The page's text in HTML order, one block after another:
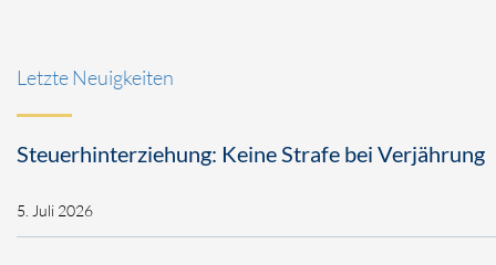
Letzte Neuigkeiten
Steuerhinterziehung: Keine Strafe bei Verjährung
5. Juli 2026